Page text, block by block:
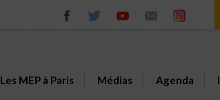
Les MEP à Paris Médias Agenda